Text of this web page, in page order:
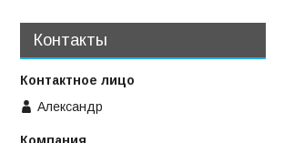
Контакты
Александр